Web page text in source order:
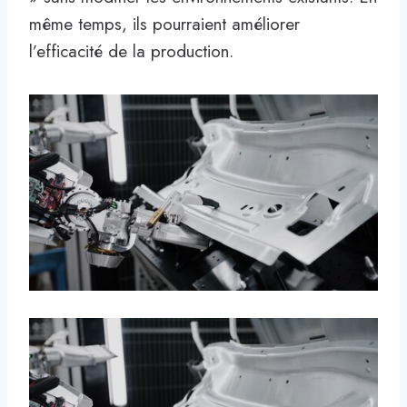
même temps, ils pourraient améliorer
l’efficacité de la production.